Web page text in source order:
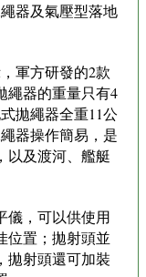
器及氣壓型落地
軍方研發的2款
繩器的重量只有4
拋繩器全重11公
器操作簡易，是
以及渡河、艦艇
儀，可以供使用
位置；拋射頭並
拋射頭還可加裝